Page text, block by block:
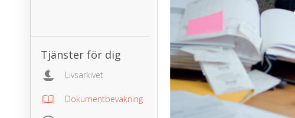
Tjänster för dig
Livsarkivet
Dokumentbevakning